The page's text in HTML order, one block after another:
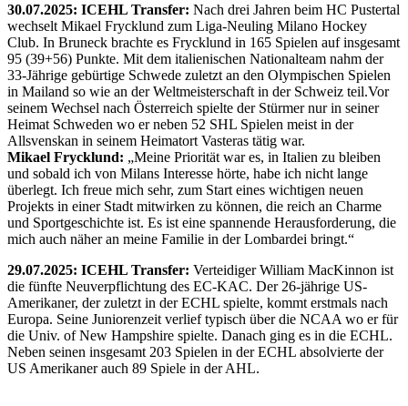
30.07.2025: ICEHL Transfer: Nach drei Jahren beim HC Pustertal
wechselt Mikael Frycklund zum Liga-Neuling Milano Hockey
Club. In Bruneck brachte es Frycklund in 165 Spielen auf insgesamt
95 (39+56) Punkte. Mit dem italienischen Nationalteam nahm der
33-Jährige gebürtige Schwede zuletzt an den Olympischen Spielen
in Mailand so wie an der Weltmeisterschaft in der Schweiz teil.Vor
seinem Wechsel nach Österreich spielte der Stürmer nur in seiner
Heimat Schweden wo er neben 52 SHL Spielen meist in der
Allsvenskan in seinem Heimatort Vasteras tätig war.
Mikael Frycklund: „Meine Priorität war es, in Italien zu bleiben
und sobald ich von Milans Interesse hörte, habe ich nicht lange
überlegt. Ich freue mich sehr, zum Start eines wichtigen neuen
Projekts in einer Stadt mitwirken zu können, die reich an Charme
und Sportgeschichte ist. Es ist eine spannende Herausforderung, die
mich auch näher an meine Familie in der Lombardei bringt.“
29.07.2025: ICEHL Transfer: Verteidiger William MacKinnon ist
die fünfte Neuverpflichtung des EC-KAC. Der 26-jährige US-
Amerikaner, der zuletzt in der ECHL spielte, kommt erstmals nach
Europa. Seine Juniorenzeit verlief typisch über die NCAA wo er für
die Univ. of New Hampshire spielte. Danach ging es in die ECHL.
Neben seinen insgesamt 203 Spielen in der ECHL absolvierte der
US Amerikaner auch 89 Spiele in der AHL.